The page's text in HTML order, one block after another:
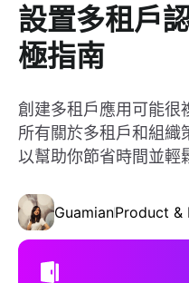
設置多租戶
極指南
創建多租戶應用可能很
所有關於多租戶和組織
以幫助你節省時間並輕
GuamianProduct &